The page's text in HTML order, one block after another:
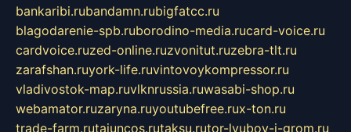
bankaribi.rubandamn.rubigfatcc.ru
blagodarenie-spb.ruborodino-media.rucard-voice.ru
cardvoice.ruzed-online.ruzvonitut.ruzebra-tlt.ru
zarafshan.ruyork-life.ruvintovoykompressor.ru
vladivostok-map.ruvlknrussia.ruwasabi-shop.ru
webamator.ruzaryna.ruyoutubefree.rux-ton.ru
trade-farm.rutajuncos.rutaksu.rutor-lyubov-i-grom.ru